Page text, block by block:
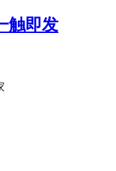
触即发